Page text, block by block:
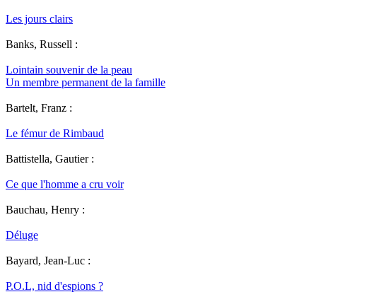
Les jours clairs
Banks, Russell :
Lointain souvenir de la peau
Un membre permanent de la famille
Bartelt, Franz :
Le fémur de Rimbaud
Battistella, Gautier :
Ce que l'homme a cru voir
Bauchau, Henry :
Déluge
Bayard, Jean-Luc :
P.O.L, nid d'espions ?